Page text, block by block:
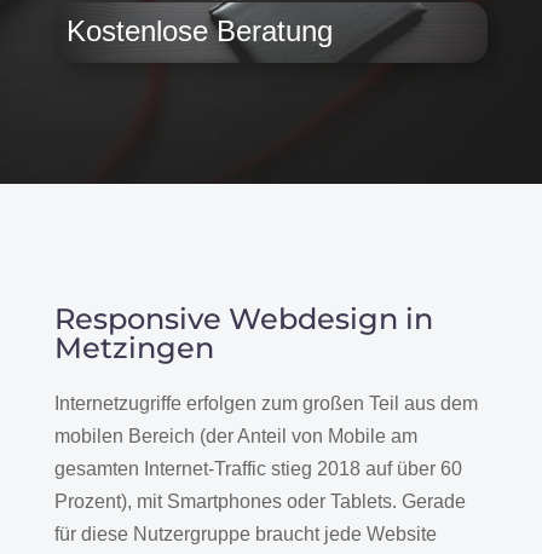
Kostenlose Beratung
Responsive Webdesign in
Metzingen
Internetzugriffe erfolgen zum großen Teil aus dem
mobilen Bereich (der Anteil von Mobile am
gesamten Internet-Traffic stieg 2018 auf über 60
Prozent), mit Smartphones oder Tablets. Gerade
für diese Nutzergruppe braucht jede Website